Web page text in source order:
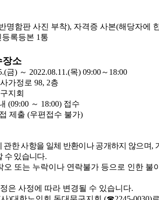
명함판 사진 부착), 자격증 사본(해당자에
등록등본 1 통
장소
금) ～ 2022.08.11.(목) 09:00～ 18:00
가정로 98, 2층
지회
(09:00 ～ 18:00) 접수
제출 (우편접수 불가)
관한 사항을 일체 반환이나 공개하지 않으며,
수 있습니다.
오 또는 누락이나 연락불가 등으로 인한 불
은 사정에 따라 변경될 수 있습니다.